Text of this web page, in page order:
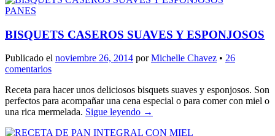
PANES
BISQUETS CASEROS SUAVES Y ESPONJOSOS
Publicado el noviembre 26, 2014 porMichelle Chavez • 26
comentarios
Receta para hacer unos deliciosos bisquets suaves y esponjosos. Son
perfectos para acompañar una cena especial o para comer con miel o
una rica mermelada. Sigue leyendo →